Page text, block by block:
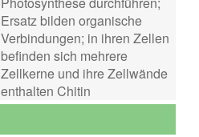
Ersatz bilden organische
Verbindungen; in ihren Zellen
befinden sich mehrere
Zellkerne und ihre Zellwände
enthalten Chitin